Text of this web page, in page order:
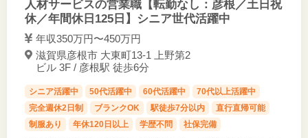
人材サービスの営業職【転勤なし：彦根／土日祝
休／年間休日125日】シニア世代活躍中
年収350万円〜450万円
滋賀県彦根市 大東町13-1 上野第2
ビル 3F / 彦根駅 徒歩6分
シニア活躍中 50代活躍中 60代活躍中
70代以上活躍中
完全週休2日制
ブランクOK 駅徒歩7分以内
直行直帰可能
制服あり
年休120日以上 学歴不問 社保完備